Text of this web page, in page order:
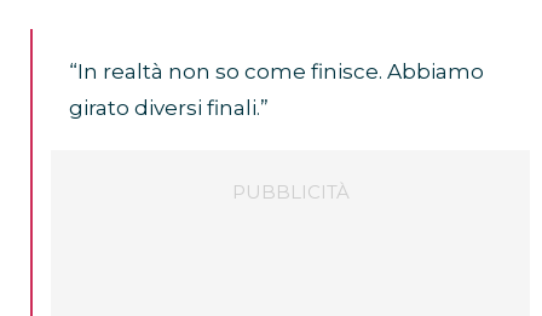
“In realtà non so come finisce. Abbiamo
girato diversi finali.”